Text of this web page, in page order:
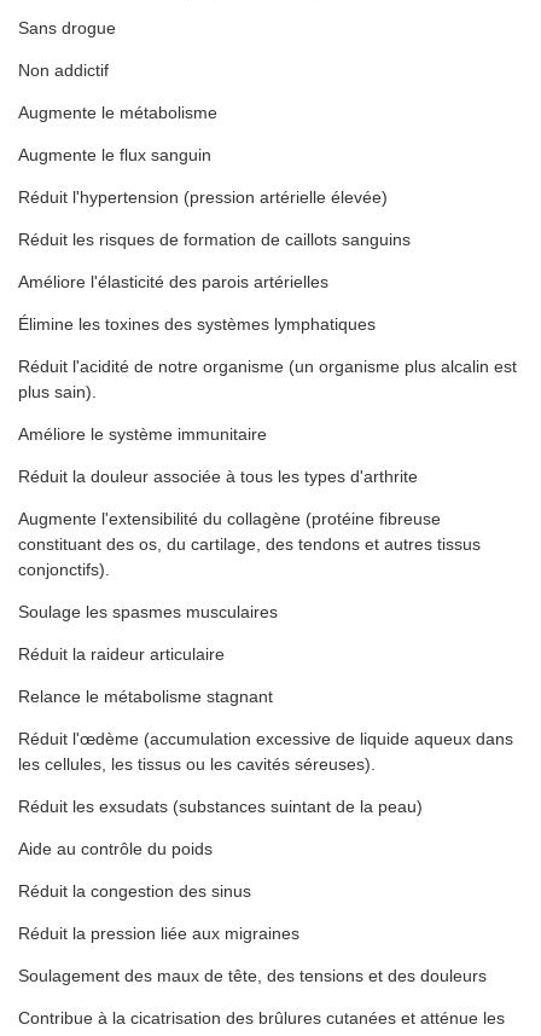
Sans drogue
Non addictif
Augmente le métabolisme
Augmente le flux sanguin
Réduit l'hypertension (pression artérielle élevée)
Réduit les risques de formation de caillots sanguins
Améliore l'élasticité des parois artérielles
Élimine les toxines des systèmes lymphatiques
Réduit l'acidité de notre organisme (un organisme plus alcalin est
plus sain).
Améliore le système immunitaire
Réduit la douleur associée à tous les types d'arthrite
Augmente l'extensibilité du collagène (protéine fibreuse
constituant des os, du cartilage, des tendons et autres tissus
conjonctifs).
Soulage les spasmes musculaires
Réduit la raideur articulaire
Relance le métabolisme stagnant
Réduit l'œdème (accumulation excessive de liquide aqueux dans
les cellules, les tissus ou les cavités séreuses).
Réduit les exsudats (substances suintant de la peau)
Aide au contrôle du poids
Réduit la congestion des sinus
Réduit la pression liée aux migraines
Soulagement des maux de tête, des tensions et des douleurs
Contribue à la cicatrisation des brûlures cutanées et atténue les